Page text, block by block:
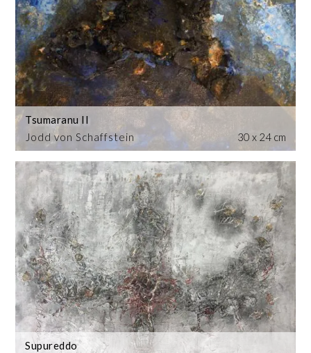
Jodd von Schaffstein
Tsumaranu II
30 x 24 cm
Supureddo